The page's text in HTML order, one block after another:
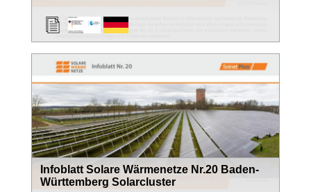
Infoblatt Solare Wärmenetze Nr.20 Baden-
Württemberg Solarcluster